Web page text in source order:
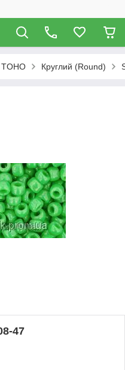
TOHO Круглий (Round)
47